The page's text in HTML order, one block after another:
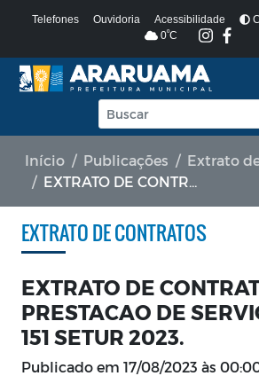
Telefones Ouvidoria Acessibilidade
0ºC
Início Publicações
Extrato
EXTRATO DE CONTRATO DE PRESTACAO DE SERVICOS N 151 SETUR 2023.
EXTRATO DE CONTRATOS
EXTRATO DE
PRESTACAO DE
151 SETUR 2023.
Publicado em 17/08/2023 às